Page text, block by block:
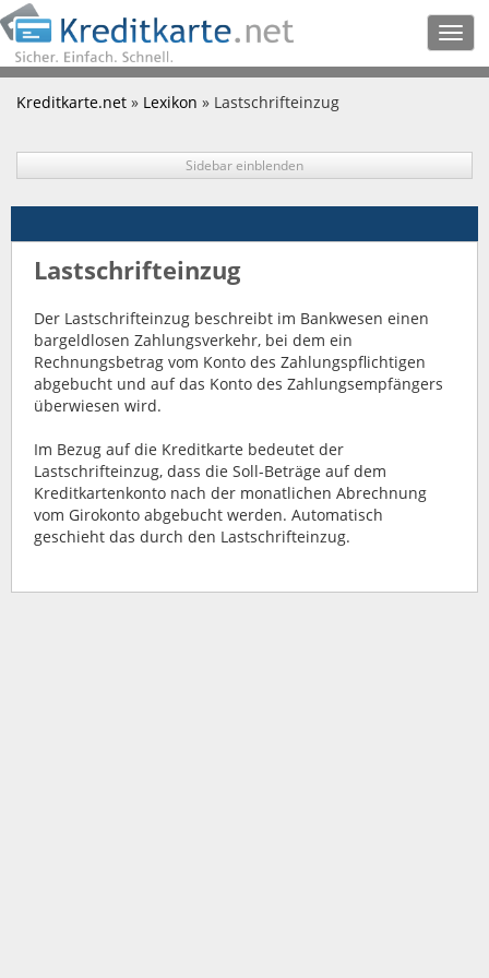
Kreditkarte.net » Lexikon » Lastschrifteinzug
Sidebar einblenden
Lastschrifteinzug
Der Lastschrifteinzug beschreibt im Bankwesen einen
bargeldlosen Zahlungsverkehr, bei dem ein
Rechnungsbetrag vom Konto des Zahlungspflichtigen
abgebucht und auf das Konto des Zahlungsempfängers
überwiesen wird.
Im Bezug auf die Kreditkarte bedeutet der
Lastschrifteinzug, dass die Soll-Beträge auf dem
Kreditkartenkonto nach der monatlichen Abrechnung
vom Girokonto abgebucht werden. Automatisch
geschieht das durch den Lastschrifteinzug.